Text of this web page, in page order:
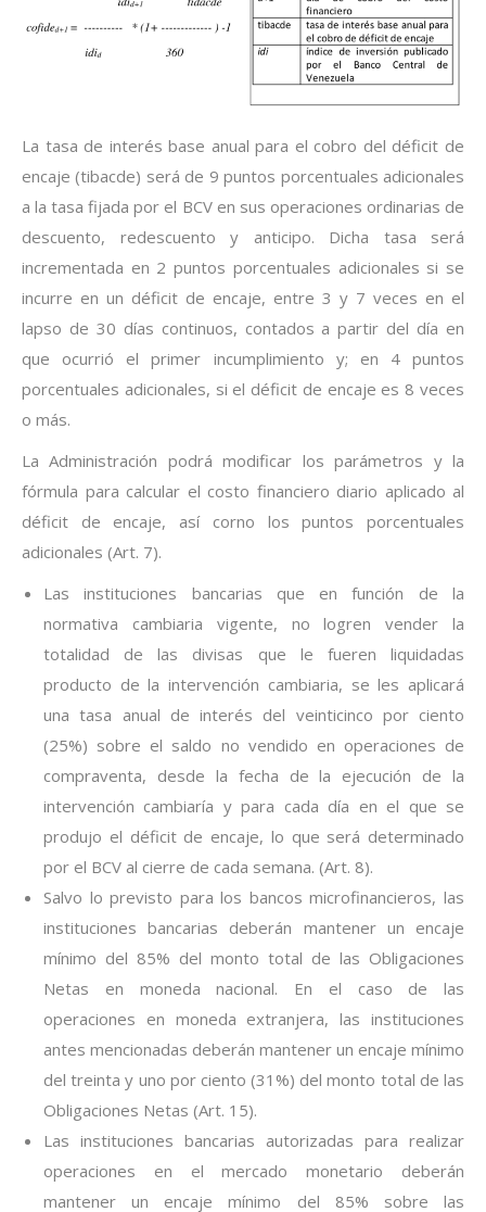
La tasa de interés base anual para el cobro del déficit de
encaje (tibacde) será de 9 puntos porcentuales adicionales
a la tasa fijada por el BCV en sus operaciones ordinarias de
descuento, redescuento y anticipo. Dicha tasa será
incrementada en 2 puntos porcentuales adicionales si se
incurre en un déficit de encaje, entre 3 y 7 veces en el
lapso de 30 días continuos, contados a partir del día en
que ocurrió el primer incumplimiento y; en 4 puntos
porcentuales adicionales, si el déficit de encaje es 8 veces
o más.
La Administración podrá modificar los parámetros y la
fórmula para calcular el costo financiero diario aplicado al
déficit de encaje, así corno los puntos porcentuales
adicionales (Art. 7).
Las instituciones bancarias que en función de la
normativa cambiaria vigente, no logren vender la
totalidad de las divisas que le fueren liquidadas
producto de la intervención cambiaria, se les aplicará
una tasa anual de interés del veinticinco por ciento
(25%) sobre el saldo no vendido en operaciones de
compraventa, desde la fecha de la ejecución de la
intervención cambiaría y para cada día en el que se
produjo el déficit de encaje, lo que será determinado
por el BCV al cierre de cada semana. (Art. 8).
Salvo lo previsto para los bancos microfinancieros, las
instituciones bancarias deberán mantener un encaje
mínimo del 85% del monto total de las Obligaciones
Netas en moneda nacional. En el caso de las
operaciones en moneda extranjera, las instituciones
antes mencionadas deberán mantener un encaje mínimo
del treinta y uno por ciento (31%) del monto total de las
Obligaciones Netas (Art. 15).
Las instituciones bancarias autorizadas para realizar
operaciones en el mercado monetario deberán
mantener un encaje mínimo del 85% sobre las